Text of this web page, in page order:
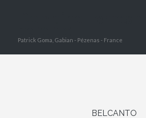
HOME
Patrick Goma, Gabian - Pézenas - France
BELCANTO